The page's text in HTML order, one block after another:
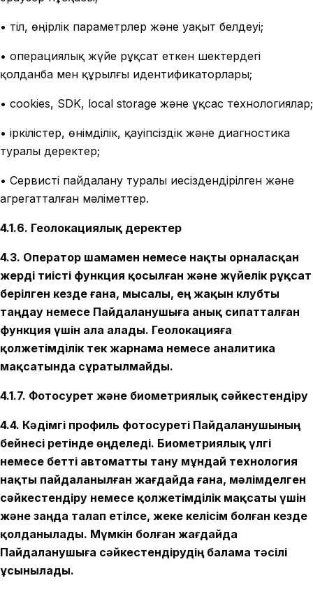
• тіл, өңірлік параметрлер және уақыт белдеуі;
• операциялық жүйе рұқсат еткен шектердегі
қолданба мен құрылғы идентификаторлары;
• cookies, SDK, local storage және ұқсас технологиялар;
• іркілістер, өнімділік, қауіпсіздік және диагностика
туралы деректер;
• Сервисті пайдалану туралы иесіздендірілген және
агрегатталған мәліметтер.
4.1.6. Геолокациялық деректер
4.3. Оператор шамамен немесе нақты орналасқан
жерді тиісті функция қосылған және жүйелік рұқсат
берілген кезде ғана, мысалы, ең жақын клубты
таңдау немесе Пайдаланушыға анық сипатталған
функция үшін ала алады. Геолокацияға
қолжетімділік тек жарнама немесе аналитика
мақсатында сұратылмайды.
4.1.7. Фотосурет және биометриялық сәйкестендіру
4.4. Кәдімгі профиль фотосуреті Пайдаланушының
бейнесі ретінде өңделеді. Биометриялық үлгі
немесе бетті автоматты тану мұндай технология
нақты пайдаланылған жағдайда ғана, мәлімделген
сәйкестендіру немесе қолжетімділік мақсаты үшін
және заңда талап етілсе, жеке келісім болған кезде
қолданылады. Мүмкін болған жағдайда
Пайдаланушыға сәйкестендірудің балама тәсілі
ұсынылады.